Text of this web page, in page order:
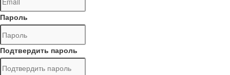
Пароль
Подтвердить пароль